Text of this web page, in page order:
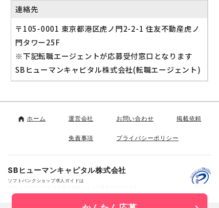
連絡先
〒105-0001 東京都港区虎ノ門2-2-1 住友不動産虎ノ
門タワー25F
※下記転職エージェントが応募受付窓口となります
SBヒューマンキャピタル株式会社(転職エージェント)
ホーム 運営会社 お問い合わせ 掲載依頼
免責事項 プライバシーポリシー
SBヒューマンキャピタル株式会社
ソフトバンクショップ求人ガイドは